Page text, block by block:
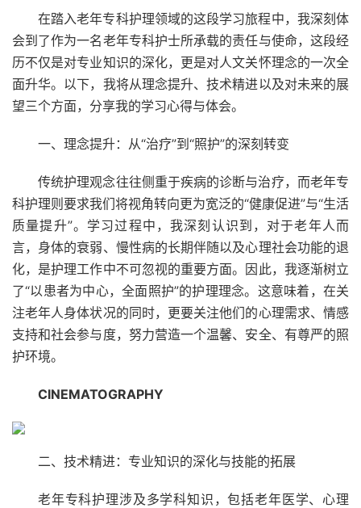
在踏入老年专科护理领域的这段学习旅程中，我深刻体
会到了作为一名老年专科护士所承载的责任与使命，这段经
历不仅是对专业知识的深化，更是对人文关怀理念的一次全
面升华。以下，我将从理念提升、技术精进以及对未来的展
望三个方面，分享我的学习心得与体会。
一、理念提升：从“治疗”到“照护”的深刻转变
传统护理观念往往侧重于疾病的诊断与治疗，而老年专
科护理则要求我们将视角转向更为宽泛的“健康促进”与“生活
质量提升”。学习过程中，我深刻认识到，对于老年人而
言，身体的衰弱、慢性病的长期伴随以及心理社会功能的退
化，是护理工作中不可忽视的重要方面。因此，我逐渐树立
了“以患者为中心，全面照护”的护理理念。这意味着，在关
注老年人身体状况的同时，更要关注他们的心理需求、情感
支持和社会参与度，努力营造一个温馨、安全、有尊严的照
护环境。
CINEMATOGRAPHY
二、技术精进：专业知识的深化与技能的拓展
老年专科护理涉及多学科知识，包括老年医学、心理